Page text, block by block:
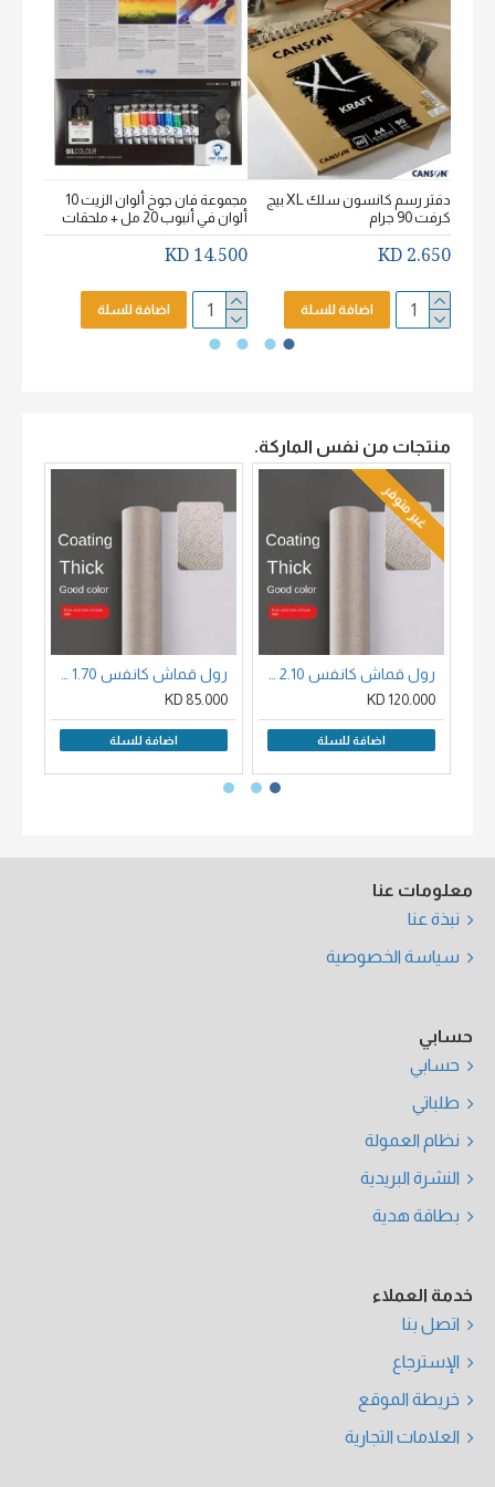
دفتر رسم كانسون سلك XL بيج
كرفت 90 جرام
2.650 KD
اضافة للسلة
مجموعة فان جوخ ألوان الزيت 10
ألوان في أنبوب 20 مل + ملحقات
14.500 KD
اضافة للسلة
منتجات من نفس الماركة.
غير متوفر
120.000 KD
اضافة للسلة
85.000 KD
اضافة للسلة
معلومات عنا
نبذة عنا
سياسة الخصوصية
حسابي
حسابي
طلباتي
نظام العمولة
النشرة البريدية
بطاقة هدية
خدمة العملاء
اتصل بنا
الإسترجاع
خريطة الموقع
العلامات التجارية